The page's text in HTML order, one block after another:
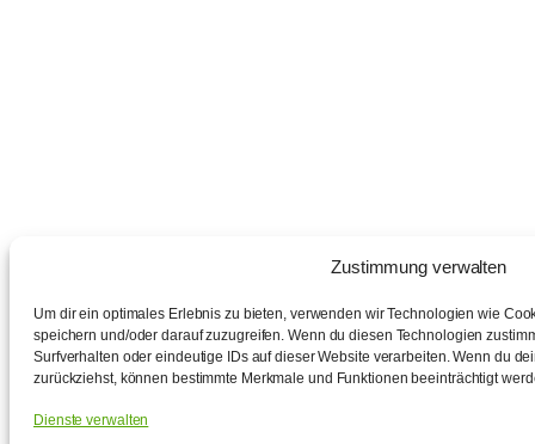
Zustimmung verwalten
Um dir ein optimales Erlebnis zu bieten, verwenden wir Technologien wie
speichern und/oder darauf zuzugreifen. Wenn du diesen Technologien
Surfverhalten oder eindeutige IDs auf dieser Website verarbeiten. Wenn du
zurückziehst, können bestimmte Merkmale und Funktionen beeinträchtigt
Dienste verwalten